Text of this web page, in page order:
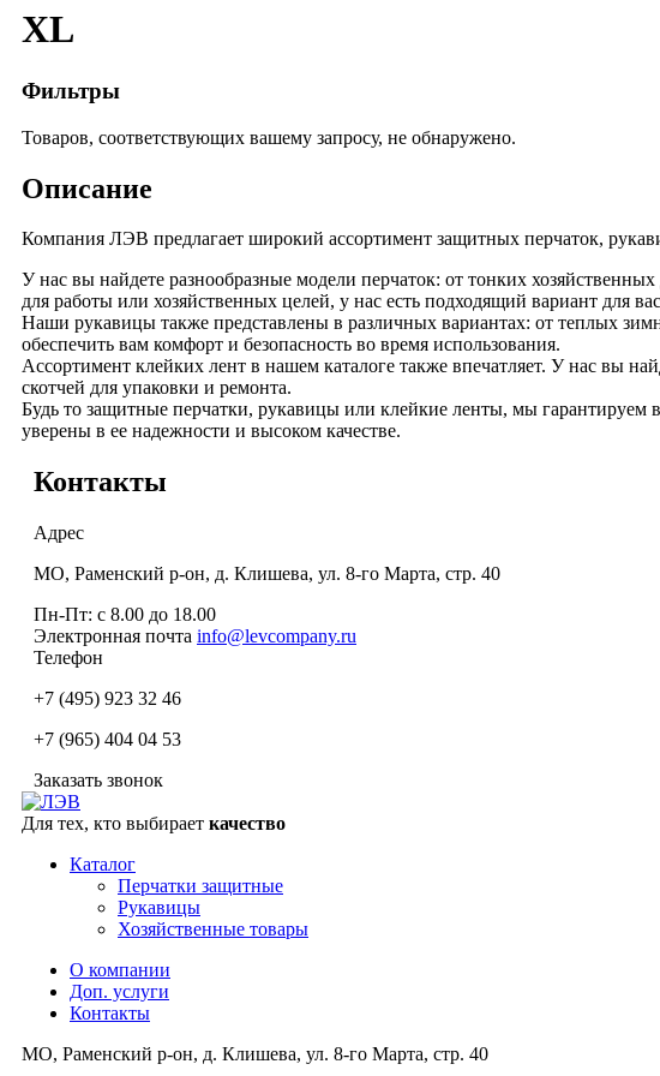
XL
Фильтры
Товаров, соответствующих вашему запросу, не обнаружено.
Описание
Компания ЛЭВ предлагает широкий ассортимент защитных перчаток,
У нас вы найдете разнообразные модели перчаток: от тонких
для работы или хозяйственных целей, у нас есть подходящий вариант для
Наши рукавицы также представлены в различных вариантах: от теплых
обеспечить вам комфорт и безопасность во время использования.
Ассортимент клейких лент в нашем каталоге также впечатляет. У нас вы
скотчей для упаковки и ремонта.
Будь то защитные перчатки, рукавицы или клейкие ленты, мы
уверены в ее надежности и высоком качестве.
Контакты
Адрес
МО, Раменский р-он, д. Клишева, ул. 8-го Марта, стр. 40
Пн-Пт: с 8.00 до 18.00
Электронная почта info@levcompany.ru
Телефон
+7 (495) 923 32 46
+7 (965) 404 04 53
Заказать звонок
Для тех, кто выбирает качество
Каталог
Перчатки защитные
Рукавицы
Хозяйственные товары
О компании
Доп. услуги
Контакты
МО, Раменский р-он, д. Клишева, ул. 8-го Марта, стр. 40